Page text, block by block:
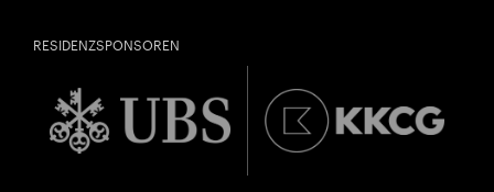
RESIDENZSPONSOREN